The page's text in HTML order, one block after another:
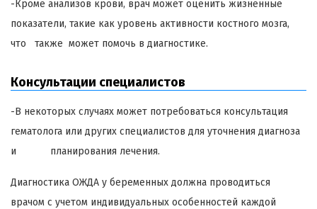
-Кроме анализов крови, врач может оценить жизненные
показатели, такие как уровень активности костного мозга,
что также может помочь в диагностике.
Консультации специалистов
-В некоторых случаях может потребоваться консультация
гематолога или других специалистов для уточнения диагноза
и планирования лечения.
Диагностика ОЖДА у беременных должна проводиться
врачом с учетом индивидуальных особенностей каждой